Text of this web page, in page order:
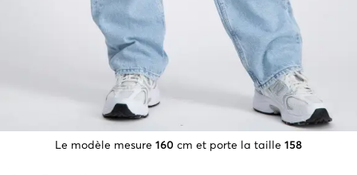
Le modèle mesure 160 cm et porte la taille 158